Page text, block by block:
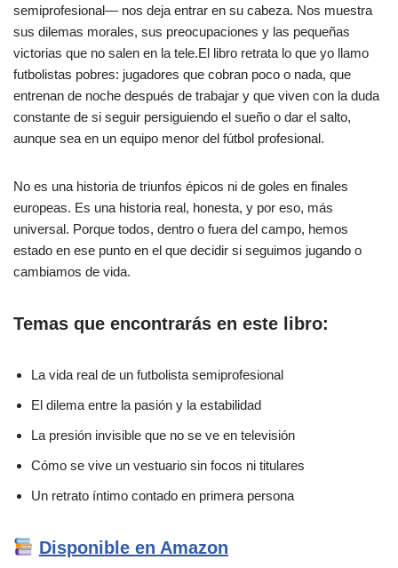
semiprofesional— nos deja entrar en su cabeza. Nos muestra
sus dilemas morales, sus preocupaciones y las pequeñas
victorias que no salen en la tele.El libro retrata lo que yo llamo
futbolistas pobres: jugadores que cobran poco o nada, que
entrenan de noche después de trabajar y que viven con la duda
constante de si seguir persiguiendo el sueño o dar el salto,
aunque sea en un equipo menor del fútbol profesional.
No es una historia de triunfos épicos ni de goles en finales
europeas. Es una historia real, honesta, y por eso, más
universal. Porque todos, dentro o fuera del campo, hemos
estado en ese punto en el que decidir si seguimos jugando o
cambiamos de vida.
Temas que encontrarás en este libro:
La vida real de un futbolista semiprofesional
El dilema entre la pasión y la estabilidad
La presión invisible que no se ve en televisión
Cómo se vive un vestuario sin focos ni titulares
Un retrato íntimo contado en primera persona
Disponible en Amazon